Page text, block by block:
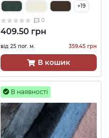
+19
0
409.50 грн
від 25 пог. м. 359.45 грн
В кошик
В наявності